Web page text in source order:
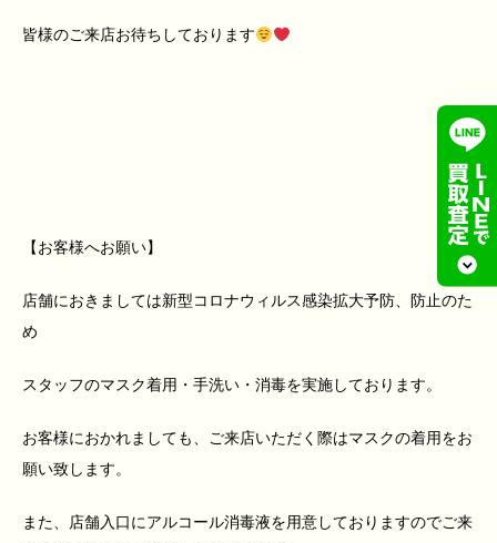
皆様のご来店お待ちしております
【お客様へお願い】
店舗におきましては新型コロナウィルス感染拡大予防、防止のた
め
スタッフのマスク着用・手洗い・消毒を実施しております。
お客様におかれましても、ご来店いただく際はマスクの着用をお
願い致します。
また、店舗入口にアルコール消毒液を用意しておりますのでご来